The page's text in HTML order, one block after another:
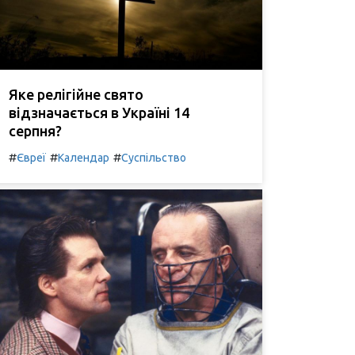
Яке релігійне свято
відзначається в Україні 14
серпня?
#Євреї #Календар #Суспільство